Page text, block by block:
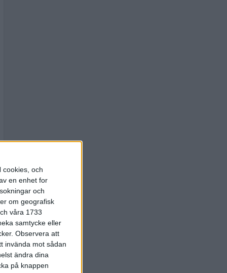
cookies, och
en enhet for
och
om geografisk
våra 1733
samtycke eller
Observera att
invända mot sådan
ändra dina
på knappen